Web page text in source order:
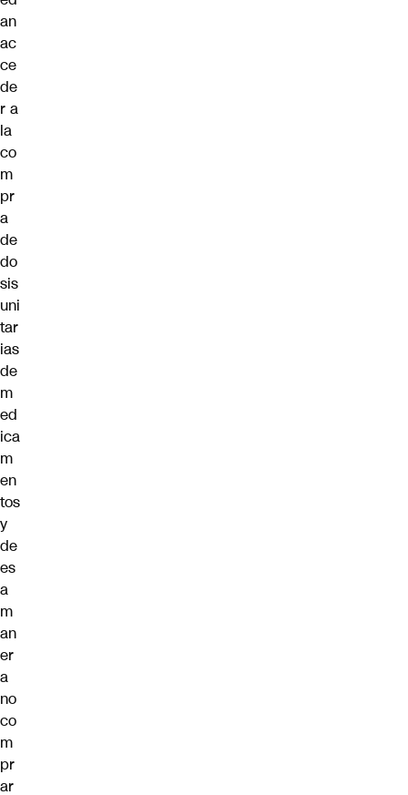
an
ac
ce
de
r a
la
co
m
pr
a
de
do
sis
uni
tar
ias
de
m
ed
ica
m
en
tos
y
de
es
a
m
an
er
a
no
co
m
pr
ar